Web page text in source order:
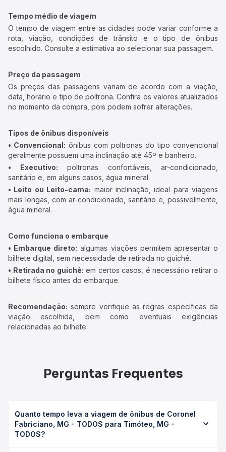
Tempo médio de viagem
O tempo de viagem entre as cidades pode variar conforme a
rota, viação, condições de trânsito e o tipo de ônibus
escolhido. Consulte a estimativa ao selecionar sua passagem.
Preço da passagem
Os preços das passagens variam de acordo com a viação,
data, horário e tipo de poltrona. Confira os valores atualizados
no momento da compra, pois podem sofrer alterações.
Tipos de ônibus disponíveis
• Convencional: ônibus com poltronas do tipo convencional
geralmente possuem uma inclinação até 45º e banheiro.
• Executivo: poltronas confortáveis, ar-condicionado,
sanitário e, em alguns casos, água mineral.
• Leito ou Leito-cama: maior inclinação, ideal para viagens
mais longas, com ar-condicionado, sanitário e, possivelmente,
água mineral.
Como funciona o embarque
• Embarque direto: algumas viações permitem apresentar o
bilhete digital, sem necessidade de retirada no guichê.
• Retirada no guichê: em certos casos, é necessário retirar o
bilhete físico antes do embarque.
Recomendação: sempre verifique as regras específicas da
viação escolhida, bem como eventuais exigências
relacionadas ao bilhete.
Perguntas Frequentes
Quanto tempo leva a viagem de ônibus de Coronel
Fabriciano, MG - TODOS para Timóteo, MG -
TODOS?